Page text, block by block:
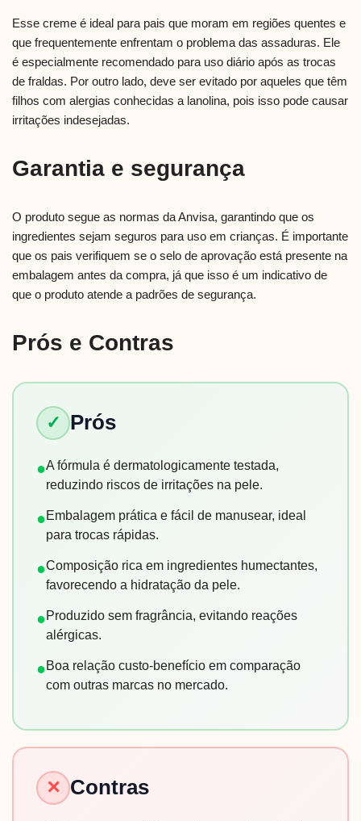
Esse creme é ideal para pais que moram em regiões quentes e
que frequentemente enfrentam o problema das assaduras. Ele
é especialmente recomendado para uso diário após as trocas
de fraldas. Por outro lado, deve ser evitado por aqueles que têm
filhos com alergias conhecidas a lanolina, pois isso pode causar
irritações indesejadas.
Garantia e segurança
O produto segue as normas da Anvisa, garantindo que os
ingredientes sejam seguros para uso em crianças. É importante
que os pais verifiquem se o selo de aprovação está presente na
embalagem antes da compra, já que isso é um indicativo de
que o produto atende a padrões de segurança.
Prós e Contras
✓ Prós
●A fórmula é dermatologicamente testada,
reduzindo riscos de irritações na pele.
●Embalagem prática e fácil de manusear, ideal
para trocas rápidas.
●Composição rica em ingredientes humectantes,
favorecendo a hidratação da pele.
●Produzido sem fragrância, evitando reações
alérgicas.
●Boa relação custo-benefício em comparação
com outras marcas no mercado.
✕ Contras